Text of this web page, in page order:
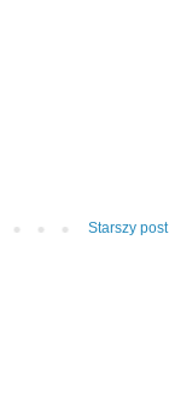
Starszy post